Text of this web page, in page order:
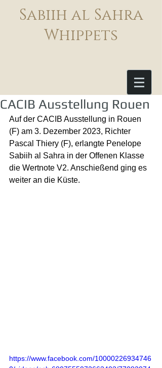
Sabiih al Sahra
Whippets
CACIB Ausstellung Rouen
Auf der CACIB Ausstellung in Rouen
(F) am 3. Dezember 2023, Richter
Pascal Thiery (F), erlangte Penelope
Sabiih al Sahra in der Offenen Klasse
die Wertnote V2. Anschießend ging es
weiter an die Küste.
https://www.facebook.com/10000226934746